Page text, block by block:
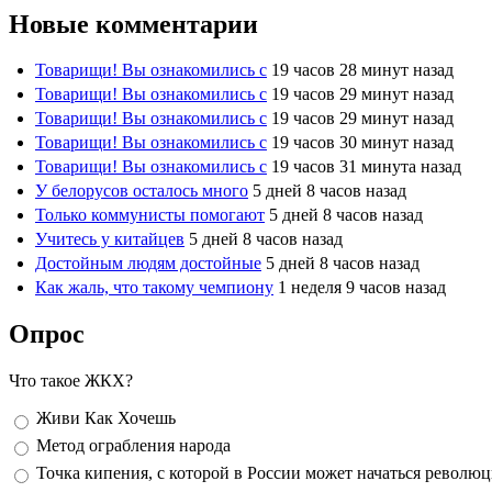
Новые комментарии
Товарищи! Вы ознакомились с 19 часов 28 минут назад
Товарищи! Вы ознакомились с 19 часов 29 минут назад
Товарищи! Вы ознакомились с 19 часов 29 минут назад
Товарищи! Вы ознакомились с 19 часов 30 минут назад
Товарищи! Вы ознакомились с 19 часов 31 минута назад
У белорусов осталось много 5 дней 8 часов назад
Только коммунисты помогают 5 дней 8 часов назад
Учитесь у китайцев 5 дней 8 часов назад
Достойным людям достойные 5 дней 8 часов назад
Как жаль, что такому чемпиону 1 неделя 9 часов назад
Опрос
Что такое ЖКХ?
Варианты
Живи Как Хочешь
Метод ограбления народа
Точка кипения, с которой в России может начаться